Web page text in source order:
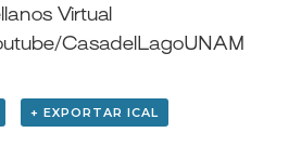
Virtual
CasadelLagoUNAM
+ EXPORTAR ICAL